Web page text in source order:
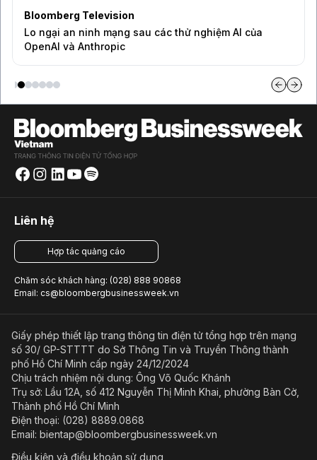
Bloomberg Television
Lo ngại an ninh mạng sau các thử nghiệm AI của
OpenAI và Anthropic
Liên hệ
Hợp tác quảng cáo
Chăm sóc khách hàng: (028) 888 90868
Email: cs@bloombergbusinessweek.vn
Giấy phép thiết lập trang thông tin điện tử tổng hợp trên mạng
số 30/ GP-STTTT do Sở Thông Tin và Truyền Thông thành
phố Hồ Chí Minh cấp ngày 24/12/2024
Chịu trách nhiệm nội dung: Ông Võ Quốc Khánh
Trụ sở: Lầu 12A, số 412 Nguyễn Thị Minh Khai, phường Bàn Cờ,
Thành phố Hồ Chí Minh
Điện thoại: (028) 8889.0868
Email: bientap@bloombergbusinessweek.vn
Điều kiện và điều khoản sử dụng